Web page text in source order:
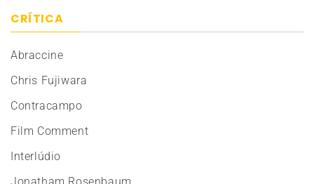
CRÍTICA
Abraccine
Chris Fujiwara
Contracampo
Film Comment
Interlúdio